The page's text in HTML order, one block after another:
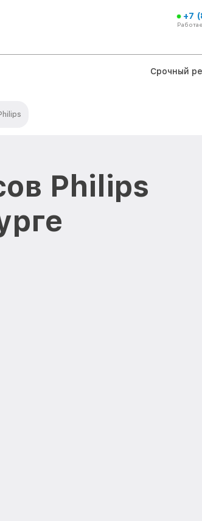
+7
Срочный
Philips